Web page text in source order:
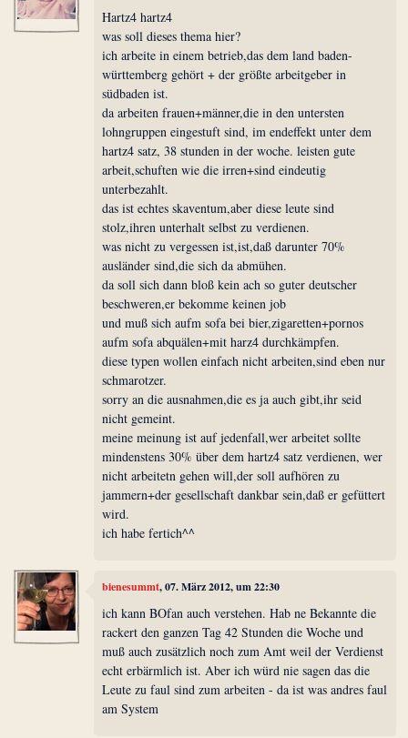
Hartz4 hartz4
was soll dieses thema hier?
ich arbeite in einem betrieb,das dem land baden-
württemberg gehört + der größte arbeitgeber in
südbaden ist.
da arbeiten frauen+männer,die in den untersten
lohngruppen eingestuft sind, im endeffekt unter dem
hartz4 satz, 38 stunden in der woche. leisten gute
arbeit,schuften wie die irren+sind eindeutig
unterbezahlt.
das ist echtes skaventum,aber diese leute sind
stolz,ihren unterhalt selbst zu verdienen.
was nicht zu vergessen ist,ist,daß darunter 70%
ausländer sind,die sich da abmühen.
da soll sich dann bloß kein ach so guter deutscher
beschweren,er bekomme keinen job
und muß sich aufm sofa bei bier,zigaretten+pornos
aufm sofa abquälen+mit harz4 durchkämpfen.
diese typen wollen einfach nicht arbeiten,sind eben nur
schmarotzer.
sorry an die ausnahmen,die es ja auch gibt,ihr seid
nicht gemeint.
meine meinung ist auf jedenfall,wer arbeitet sollte
mindenstens 30% über dem hartz4 satz verdienen, wer
nicht arbeitetn gehen will,der soll aufhören zu
jammern+der gesellschaft dankbar sein,daß er gefüttert
wird.
ich habe fertich^^
bienesummt, 07. März 2012, um 22:30
ich kann BOfan auch verstehen. Hab ne Bekannte die
rackert den ganzen Tag 42 Stunden die Woche und
muß auch zusätzlich noch zum Amt weil der Verdienst
echt erbärmlich ist. Aber ich würd nie sagen das die
Leute zu faul sind zum arbeiten - da ist was andres faul
am System